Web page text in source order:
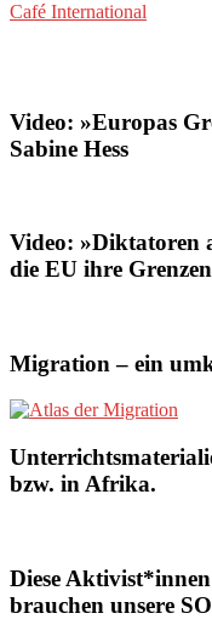
Café International
Video: »Europas
Sabine Hess
Video: »Diktatoren
die EU ihre
Migration – ein
bzw. in Afrika.
Diese
brauchen unsere